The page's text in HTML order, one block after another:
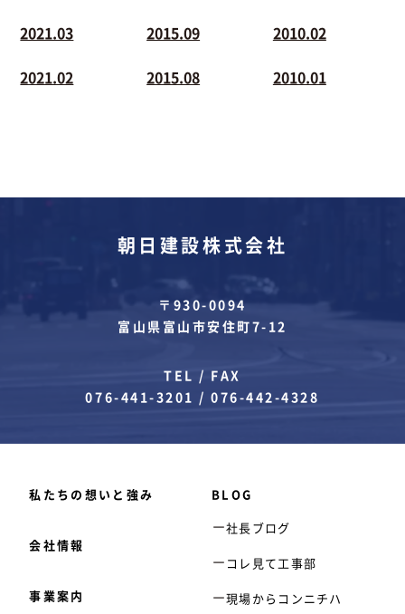
2021.03
2021.02
2015.09
2015.08
2010.02
2010.01
朝日建設株式会社
〒930-0094
富山県富山市安住町7-12
TEL / FAX
076-441-3201 /076-442-4328
私たちの想いと強み
会社情報
事業案内
BLOG
社長ブログ
コレ見て工事部
現場からコンニチハ